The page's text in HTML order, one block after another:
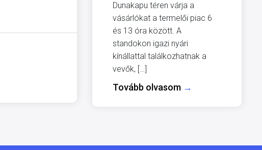
Dunakapu téren várja a
vásárlókat a termelői piac 6
és 13 óra között. A
standokon igazi nyári
kínállattal találkozhatnak a
vevők, […]
Tovább olvasom →